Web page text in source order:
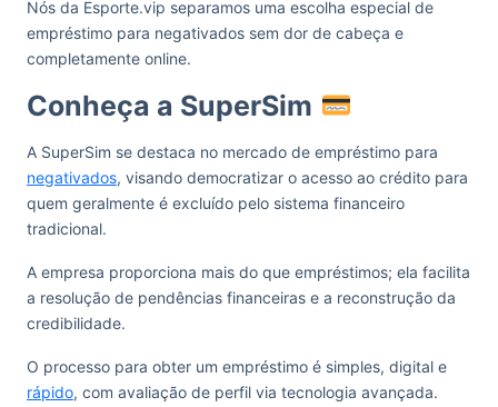
Nós da Esporte.vip separamos uma escolha especial de
empréstimo para negativados sem dor de cabeça e
completamente online.
Conheça a SuperSim
A SuperSim se destaca no mercado de empréstimo para
negativados, visando democratizar o acesso ao crédito para
quem geralmente é excluído pelo sistema financeiro
tradicional.
A empresa proporciona mais do que empréstimos; ela facilita
a resolução de pendências financeiras e a reconstrução da
credibilidade.
O processo para obter um empréstimo é simples, digital e
rápido, com avaliação de perfil via tecnologia avançada.